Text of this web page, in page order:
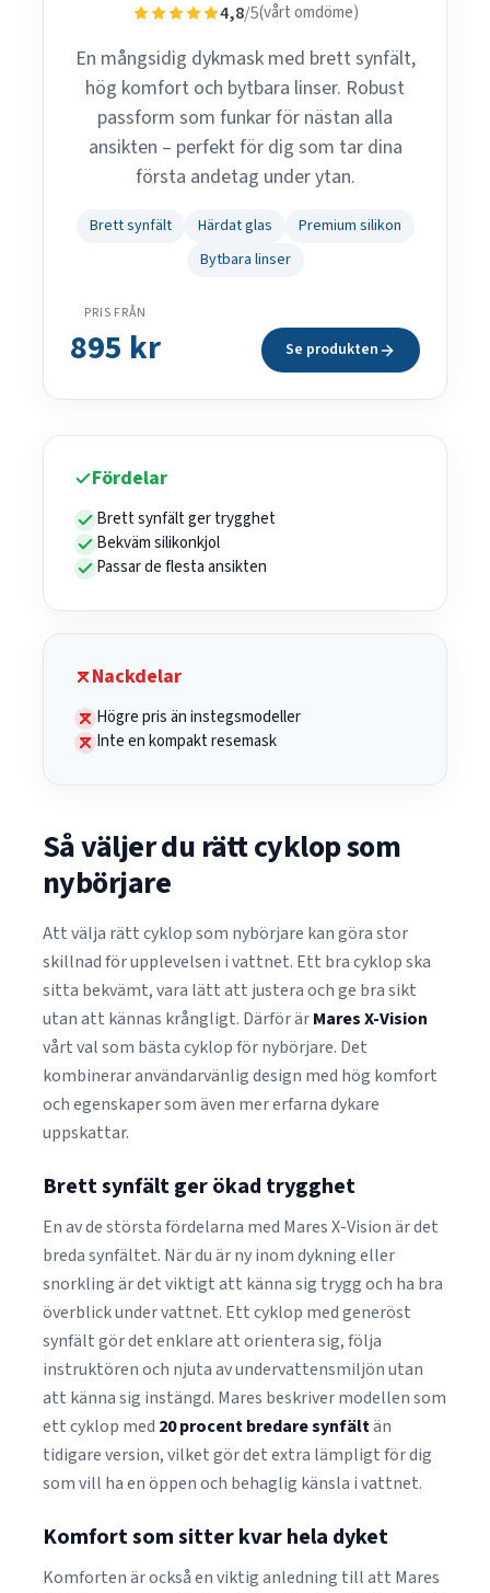
4,8/5(vårt omdöme)
En mångsidig dykmask med brett synfält,
hög komfort och bytbara linser. Robust
passform som funkar för nästan alla
ansikten – perfekt för dig som tar dina
första andetag under ytan.
Brett synfält Härdat glas
Premium silikon
Bytbara linser
PRIS FRÅN
895 kr Se produkten
Fördelar
Brett synfält ger trygghet
Bekväm silikonkjol
Passar de flesta ansikten
Nackdelar
Högre pris än instegsmodeller
Inte en kompakt resemask
Så väljer du rätt cyklop som
nybörjare
Att välja rätt cyklop som nybörjare kan göra stor
skillnad för upplevelsen i vattnet. Ett bra cyklop ska
sitta bekvämt, vara lätt att justera och ge bra sikt
utan att kännas krångligt. Därför ärMares X-Vision
vårt val som bästa cyklop för nybörjare. Det
kombinerar användarvänlig design med hög komfort
och egenskaper som även mer erfarna dykare
uppskattar.
Brett synfält ger ökad trygghet
En av de största fördelarna med Mares X-Vision är det
breda synfältet. När du är ny inom dykning eller
snorkling är det viktigt att känna sig trygg och ha bra
överblick under vattnet. Ett cyklop med generöst
synfält gör det enklare att orientera sig, följa
instruktören och njuta av undervattensmiljön utan
att känna sig instängd. Mares beskriver modellen som
ett cyklop med 20 procent bredare synfältän
tidigare version, vilket gör det extra lämpligt för dig
som vill ha en öppen och behaglig känsla i vattnet.
Komfort som sitter kvar hela dyket
Komforten är också en viktig anledning till att Mares